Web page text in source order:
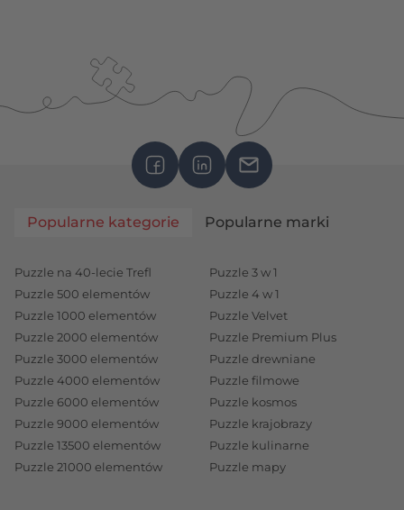
Popularne kategorie Popularne marki
Puzzle na 40-lecie Trefl
Puzzle 500 elementów
Puzzle 1000 elementów
Puzzle 2000 elementów
Puzzle 3000 elementów
Puzzle 4000 elementów
Puzzle 6000 elementów
Puzzle 9000 elementów
Puzzle 13500 elementów
Puzzle 21000 elementów
Puzzle 3 w 1
Puzzle 4 w 1
Puzzle Velvet
Puzzle Premium Plus
Puzzle drewniane
Puzzle filmowe
Puzzle kosmos
Puzzle krajobrazy
Puzzle kulinarne
Puzzle mapy